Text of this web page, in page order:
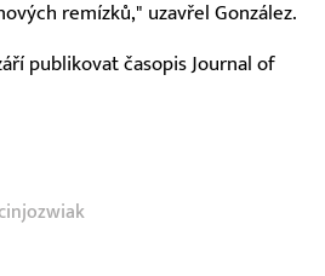
remízků," uzavřel González.
publikovat časopis Journal of